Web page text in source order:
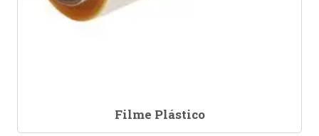
Filme Plástico